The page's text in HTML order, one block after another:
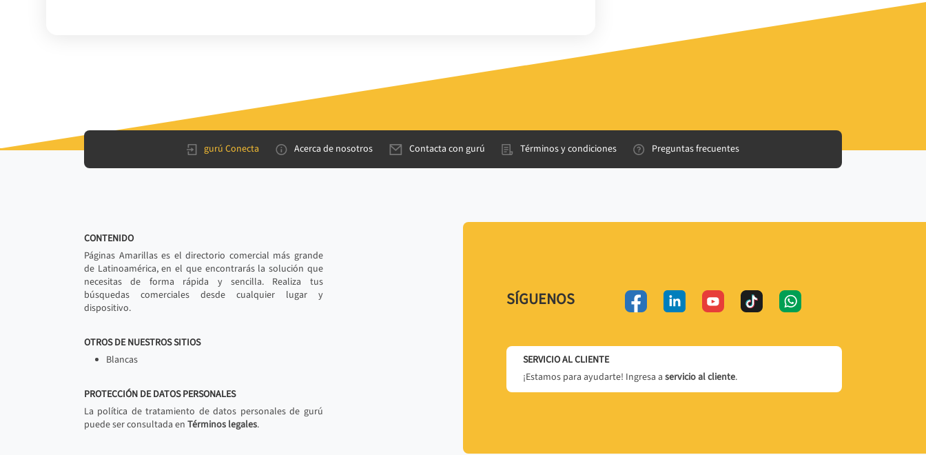
gurú Conecta Acerca de nosotros Contacta con gurú Términos y condiciones Preguntas frecuentes
CONTENIDO
Páginas Amarillas es el directorio comercial más grande
de Latinoamérica, en el que encontrarás la solución que
necesitas de forma rápida y sencilla. Realiza tus
búsquedas comerciales desde cualquier lugar y
dispositivo.
OTROS DE NUESTROS SITIOS
Blancas
PROTECCIÓN DE DATOS PERSONALES
La política de tratamiento de datos personales de gurú
puede ser consultada en Términos legales.
SÍGUENOS
SERVICIO AL CLIENTE
¡Estamos para ayudarte! Ingresa a servicio al cliente.